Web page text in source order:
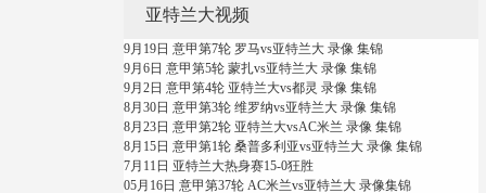
亚特兰大视频
9月19日 意甲第7轮 罗马vs亚特兰大 录像 集锦
9月6日 意甲第5轮 蒙扎vs亚特兰大 录像 集锦
9月2日 意甲第4轮 亚特兰大vs都灵 录像 集锦
8月30日 意甲第3轮 维罗纳vs亚特兰大 录像 集锦
8月23日 意甲第2轮 亚特兰大vsAC米兰 录像 集锦
8月15日 意甲第1轮 桑普多利亚vs亚特兰大 录像 集锦
7月11日 亚特兰大热身赛15-0狂胜
05月16日 意甲第37轮 AC米兰vs亚特兰大 录像集锦